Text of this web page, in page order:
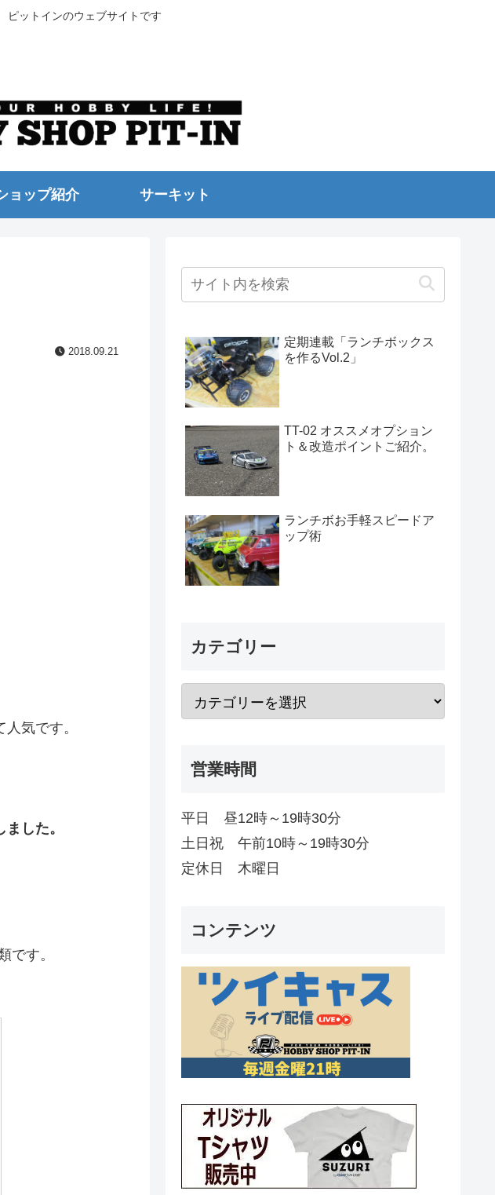
ピットインのウェブサイトです
ョップ紹介 サーキット
2018.09.21
気です。
した。
です。
定期連載「ランチボックス
を作るVol.2」
TT-02 オススメオプション
ト＆改造ポイントご紹介。
ランチボお手軽スピードア
ップ術
カテゴリー
営業時間
平日 昼12時～19時30分
土日祝 午前10時～19時30分
定休日 木曜日
コンテンツ